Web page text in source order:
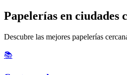
Papelerías en ciudades
Descubre las mejores papelerías
📚